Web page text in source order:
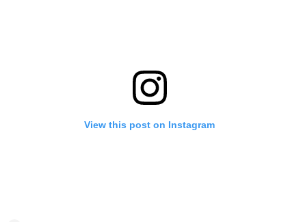
View this post on Instagram